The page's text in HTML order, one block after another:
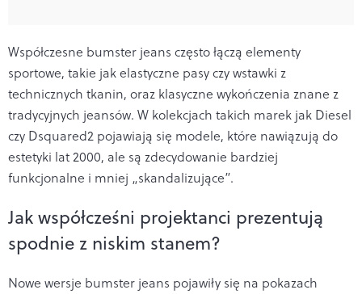
Współczesne bumster jeans często łączą elementy
sportowe, takie jak elastyczne pasy czy wstawki z
technicznych tkanin, oraz klasyczne wykończenia znane z
tradycyjnych jeansów. W kolekcjach takich marek jak Diesel
czy Dsquared2 pojawiają się modele, które nawiązują do
estetyki lat 2000, ale są zdecydowanie bardziej
funkcjonalne i mniej „skandalizujące”.
Jak współcześni projektanci prezentują
spodnie z niskim stanem?
Nowe wersje bumster jeans pojawiły się na pokazach